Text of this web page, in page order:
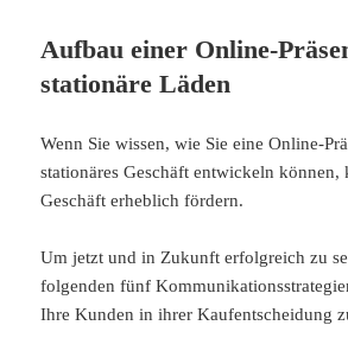
Aufbau einer Online-
stationäre Läden
Wenn Sie wissen, wie Sie eine Online-
stationäres Geschäft entwickeln können,
Geschäft erheblich fördern.
Um jetzt und in Zukunft erfolgreich zu
folgenden fünf
Ihre Kunden in ihrer Kaufentscheidung